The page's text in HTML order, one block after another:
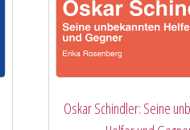
Oskar Schindler: Seine